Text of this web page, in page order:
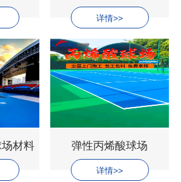
详情>>
材料 弹性丙烯酸球场
详情>>